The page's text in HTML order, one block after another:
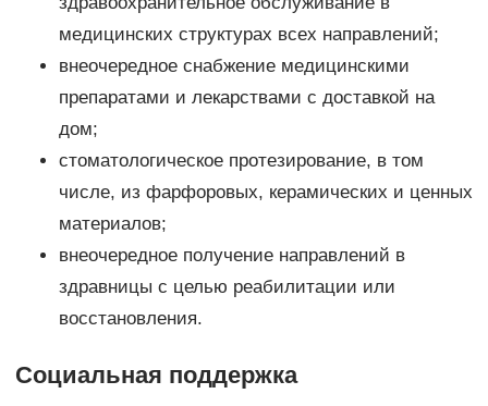
медицинских структурах всех направлений;
внеочередное снабжение медицинскими
препаратами и лекарствами с доставкой на
дом;
стоматологическое протезирование, в том
числе, из фарфоровых, керамических и ценных
материалов;
внеочередное получение направлений в
здравницы с целью реабилитации или
восстановления.
Социальная поддержка